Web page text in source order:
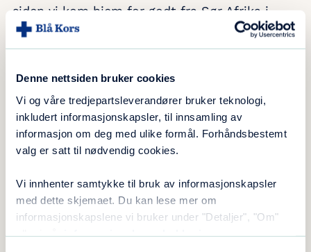
Denne nettsiden bruker cookies
Vi og våre tredjepartsleverandører bruker teknologi,
inkludert informasjonskapsler, til innsamling av
informasjon om deg med ulike formål. Forhåndsbestemt
valg er satt til nødvendig cookies.
Vi innhenter samtykke til bruk av informasjonskapsler
med dette skjemaet. Du kan lese mer om
informasjonskapslene vi bruker under "Detaljer", "Om"
siden vi kom hjem for godt fra Sør Afrika i
september 1954. Planen var egentlig å reise til
USA på bibelskole. Men vel tilbake i byen, traff
I de senere år har min søster og jeg vært
tilbake i Sør Afrika der hvor far virket. Det var
godt å se at arbeidet drives videre, og det var
som å komme hjem. Vi fant også frem til fars
grav, noe som ble spesielt fint og riktig å
kunne gjøre.